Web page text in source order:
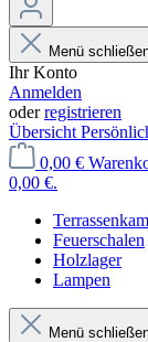
Menü
Ihr Konto
Anmelden
oderregistrieren
Übersicht
0,00 €
0,00 €.
Feuerschalen
Holzlager
Lampen
Menü